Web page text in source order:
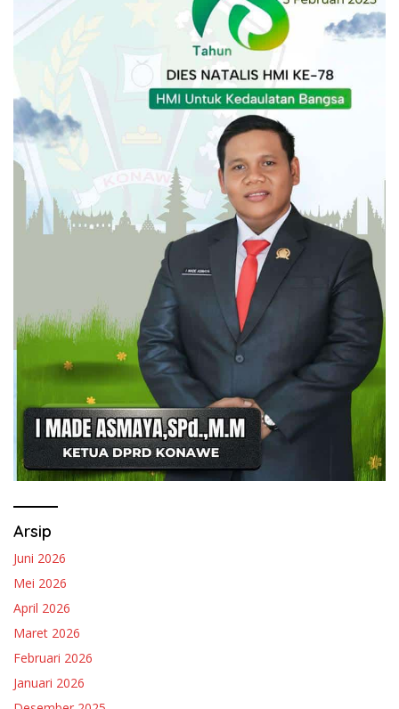
Arsip
Juni 2026
Mei 2026
April 2026
Maret 2026
Februari 2026
Januari 2026